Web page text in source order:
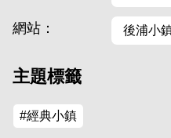
網站： 後浦小
主題標籤
#經典小鎮